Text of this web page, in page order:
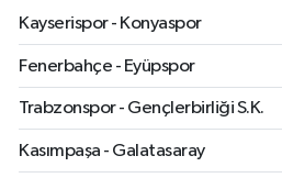
Kayserispor - Konyaspor
Fenerbahçe - Eyüpspor
Trabzonspor - Gençlerbirliği S.K.
Kasımpaşa - Galatasaray